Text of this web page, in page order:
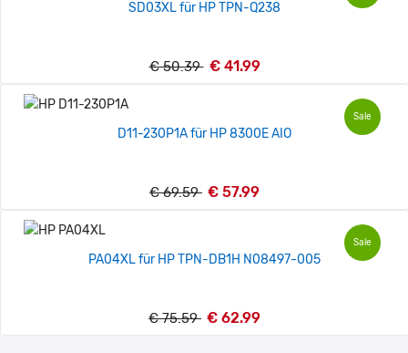
SD03XL für HP TPN-Q238
€ 50.39 € 41.99
Sale
D11-230P1A für HP 8300E AIO
€ 69.59 € 57.99
Sale
PA04XL für HP TPN-DB1H N08497-005
€ 75.59 € 62.99